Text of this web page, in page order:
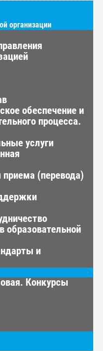
организации
обеспечение и
процесса.
услуги
(перевода)
образовательной
и
Конкурсы